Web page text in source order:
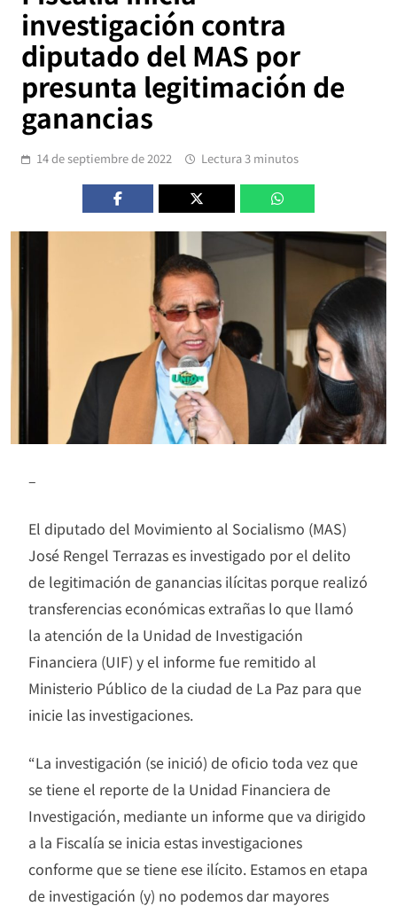
investigación contra
diputado del MAS por
presunta legitimación de
ganancias
14 de septiembre de 2022 Lectura 3 minutos
–
El diputado del Movimiento al Socialismo (MAS)
José Rengel Terrazas es investigado por el delito
de legitimación de ganancias ilícitas porque realizó
transferencias económicas extrañas lo que llamó
la atención de la Unidad de Investigación
Financiera (UIF) y el informe fue remitido al
Ministerio Público de la ciudad de La Paz para que
inicie las investigaciones.
“La investigación (se inició) de oficio toda vez que
se tiene el reporte de la Unidad Financiera de
Investigación, mediante un informe que va dirigido
a la Fiscalía se inicia estas investigaciones
conforme que se tiene ese ilícito. Estamos en etapa
de investigación (y) no podemos dar mayores